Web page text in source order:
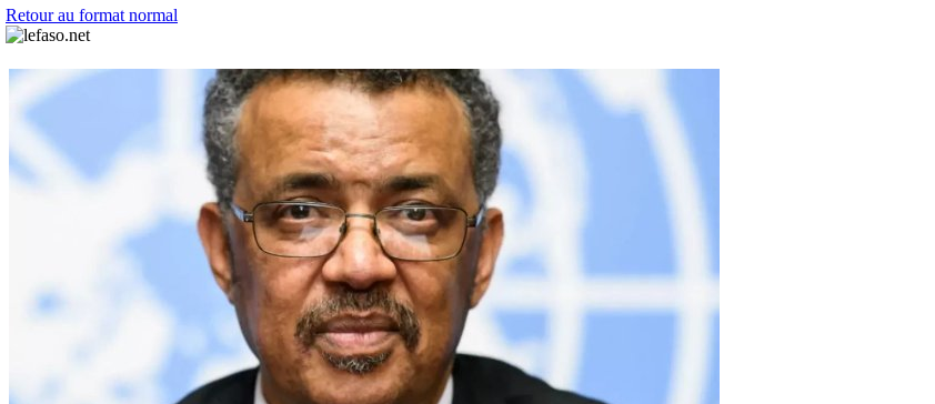
Retour au format normal